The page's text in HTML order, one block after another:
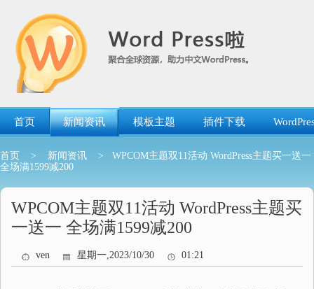
首页 新闻资讯 模板主题 插件下载
首页 > 新闻资讯
> WPCOM主题双11活动 WordPress主题买一送一
全场满1599减200
WPCOM主题双11活动 WordPress主题买
一送一 全场满1599减200
ven 星期一,2023/10/30 01:21